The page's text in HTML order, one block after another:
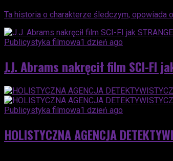
Ta historia o charakterze śledczym, opowiada
Publicystyka filmowa1 dzień ago
J.J. Abrams nakręcił film SCI-FI
Publicystyka filmowa1 dzień ago
HOLISTYCZNA AGENCJA